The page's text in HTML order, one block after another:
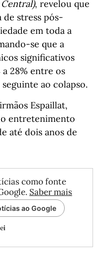
, revelou que
de stress pós-
em toda a
se que a
significativos
28% entre os
ao colapso.
Espaillat,
entretenimento
até dois anos de
como fonte
Saber mais
ao Google